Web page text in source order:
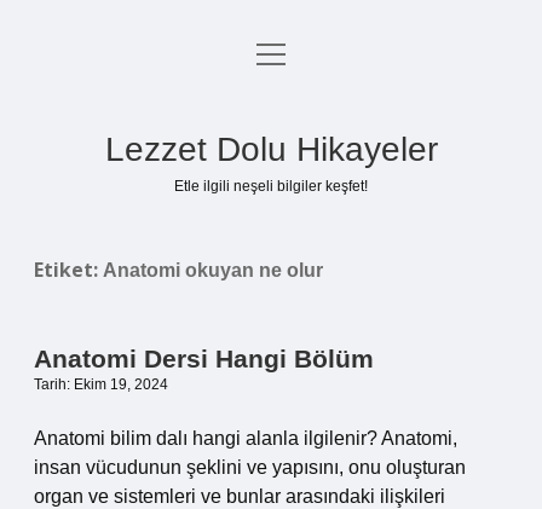
Anasayfa
menüyü
Lezzet Dolu Hikayeler
Etle ilgili neşeli bilgiler keşfet!
Etiket: Anatomi okuyan ne olur
Anatomi Dersi Hangi Bölüm
Tarih: Ekim 19, 2024
Anatomi bilim dalı hangi alanla ilgilenir? Anatomi,
insan vücudunun şeklini ve yapısını, onu oluşturan
organ ve sistemleri ve bunlar arasındaki ilişkileri